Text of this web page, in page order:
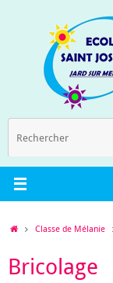
AccueilClasse de Mélanie
Bricolage